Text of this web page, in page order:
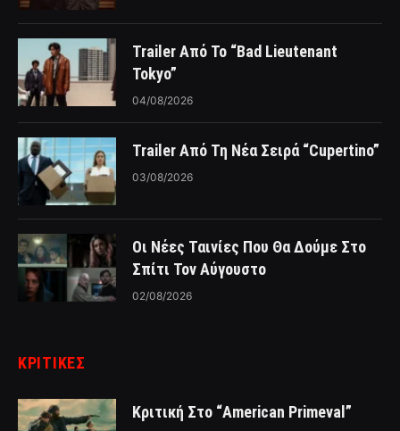
Trailer Από Το “Bad Lieutenant
Tokyo”
04/08/2026
Trailer Από Τη Νέα Σειρά “Cupertino”
03/08/2026
Οι Νέες Ταινίες Που Θα Δούμε Στο
Σπίτι Τον Αύγουστο
02/08/2026
ΚΡΙΤΙΚΈΣ
Κριτική Στο “American Primeval”